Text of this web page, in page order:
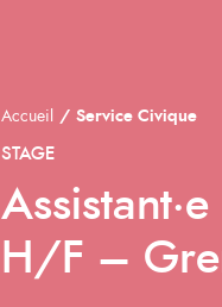
Accueil Service Civique
STAGE
H/F –